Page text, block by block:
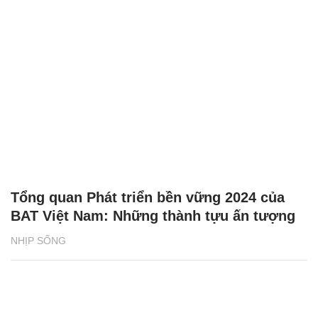
NHỊP SỐNG
Tổng quan Phát triển bền vững 2024 của
BAT Việt Nam: Những thành tựu ấn tượng